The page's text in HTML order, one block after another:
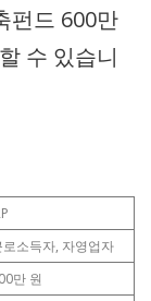
펀드 600만
수 있습니
로소득자, 자영업자
만 원